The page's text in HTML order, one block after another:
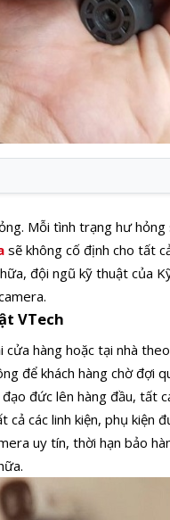
Mỗi tình trạng hư hỏng
sẽ không cố định cho tất
đội ngũ kỹ thuật của
VTech
hàng hoặc tại nhà
để khách hàng chờ đợi
đức lên hàng đầu, tất
cả các linh kiện, phụ kiện
uy tín, thời hạn bảo